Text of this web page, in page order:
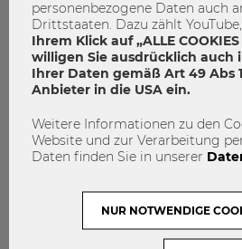
personenbezogene Daten auch
Drittstaaten. Dazu zählt YouTube,
Ihrem Klick auf „ALLE COOKIES
willigen Sie ausdrücklich auch
Ihrer Daten gemäß Art 49 Abs
Anbieter in die USA ein.
Weitere Informationen zu den
Website und zur Verarbeitung
Daten finden Sie in unserer
NUR NOTWENDIGE